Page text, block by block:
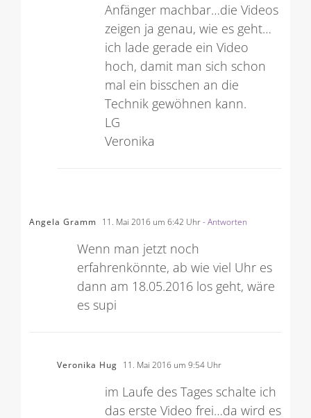
Anfänger machbar…die Videos
zeigen ja genau, wie es geht…
ich lade gerade ein Video
hoch, damit man sich schon
mal ein bisschen an die
Technik gewöhnen kann.
LG
Veronika
Angela Gramm 11. Mai 2016 um 6:42 Uhr- Antworten
Wenn man jetzt noch
erfahrenkönnte, ab wie viel Uhr es
dann am 18.05.2016 los geht, wäre
es supi
Veronika Hug 11. Mai 2016 um 9:54 Uhr
im Laufe des Tages schalte ich
das erste Video frei…da wird es